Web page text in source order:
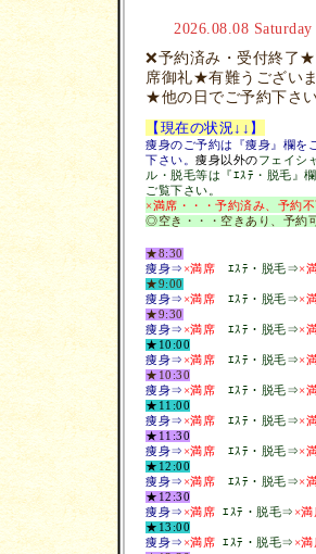
2026.08.08 Saturday
❌予約済み・受付終了
席御礼★有難うござい
★他の日でご予約下さい
【現在の状況↓↓】
痩身のご予約は『痩身』欄を
下さい。 痩身以外のフェイシ
ル・脱毛等は『ｴｽﾃ・脱毛』
ご覧下さい。
×満席・・・予約済み、予約
◎空き・・・空きあり、予約
★8:30
痩身⇒ ×満席 ｴｽﾃ・脱毛⇒×
★9:00
痩身⇒ ×満席 ｴｽﾃ・脱毛⇒×
★9:30
痩身⇒ ×満席 ｴｽﾃ・脱毛⇒×
★10:00
痩身⇒ ×満席 ｴｽﾃ・脱毛⇒×
★10:30
痩身⇒ ×満席 ｴｽﾃ・脱毛⇒×
★11:00
痩身⇒ ×満席 ｴｽﾃ・脱毛⇒×
★11:30
痩身⇒ ×満席 ｴｽﾃ・脱毛⇒×
★12:00
痩身⇒ ×満席 ｴｽﾃ・脱毛⇒×
★12:30
痩身⇒ ×満席 ｴｽﾃ・脱毛⇒ ×満
★13:00
痩身⇒ ×満席 ｴｽﾃ・脱毛⇒ ×満